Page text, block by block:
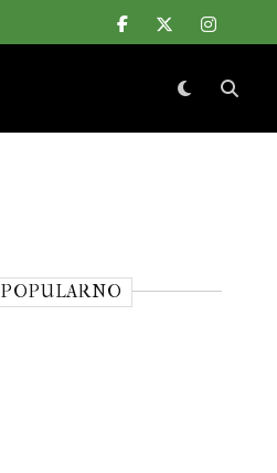
POPULARNO